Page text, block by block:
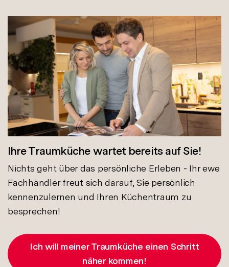
Ihre Traumküche wartet bereits auf Sie!
Nichts geht über das persönliche Erleben - Ihr ewe
Fachhändler freut sich darauf, Sie persönlich
kennenzulernen und Ihren Küchentraum zu
besprechen!
Ich will meiner Traumküche einen Schritt
näher kommen!